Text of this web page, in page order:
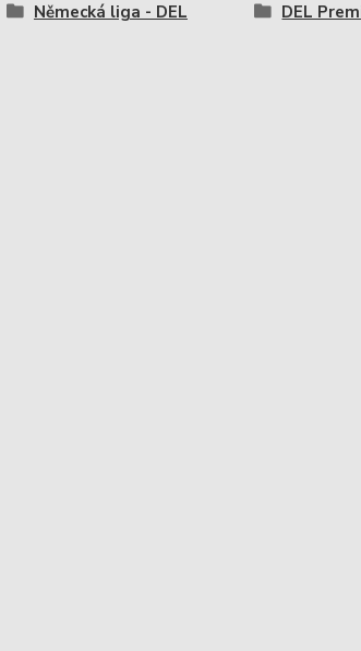
Německá liga - DEL DEL